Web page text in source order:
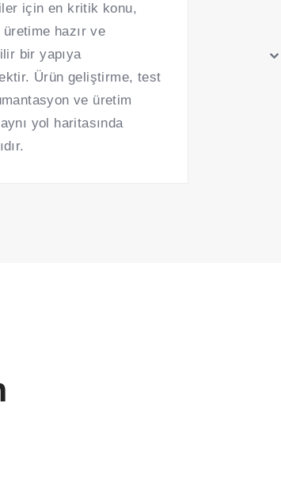
için en kritik konu,
hazır ve
bir yapıya
Ürün geliştirme, test
ve üretim
yol haritasında